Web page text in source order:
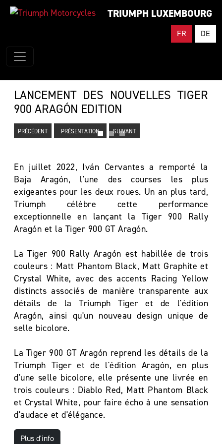
TRIUMPH LUXEMBOURG
FR DE
LANCEMENT DES NOUVELLES TIGER
900 ARAGÓN EDITION
PRÉCÉDENT PRÉSENTATION SUIVANT
En juillet 2022, Iván Cervantes a remporté la
Baja Aragón, l'une des courses les plus
exigeantes pour les deux roues. Un an plus tard,
Triumph célèbre cette performance
exceptionnelle en lançant la Tiger 900 Rally
Aragón et la Tiger 900 GT Aragón.
La Tiger 900 Rally Aragón est habillée de trois
couleurs : Matt Phantom Black, Matt Graphite et
Crystal White, avec des accents Racing Yellow
distincts associés de manière transparente aux
détails de la Triumph Tiger et de l'édition
Aragón, ainsi qu'un nouveau design unique de
selle bicolore.
La Tiger 900 GT Aragón reprend les détails de la
Triumph Tiger et de l'édition Aragón, en plus
d'une selle bicolore, elle présente une livrée en
trois couleurs : Diablo Red, Matt Phantom Black
et Crystal White, pour faire écho à une sensation
d'audace et d'élégance.
Plus d'info